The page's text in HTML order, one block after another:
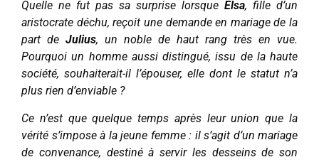
Quelle ne fut pas sa surprise lorsque Elsa, fille d’un
aristocrate déchu, reçoit une demande en mariage de la
part de Julius, un noble de haut rang très en vue.
Pourquoi un homme aussi distingué, issu de la haute
société, souhaiterait-il l’épouser, elle dont le statut n’a
plus rien d’enviable ?
Ce n’est que quelque temps après leur union que la
vérité s’impose à la jeune femme : il s’agit d’un mariage
de convenance, destiné à servir les desseins de son